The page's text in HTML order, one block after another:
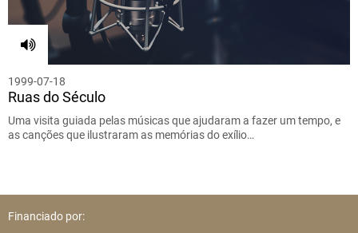
1999-07-18
Ruas do Século
Uma visita guiada pelas músicas que ajudaram a fazer um tempo, e
as canções que ilustraram as memórias do exílio…
Financiado por: